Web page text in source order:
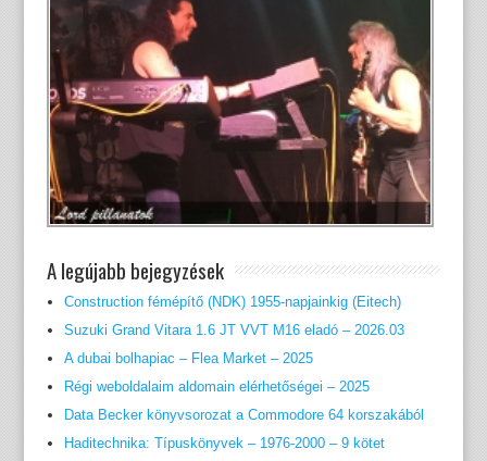
A legújabb bejegyzések
Construction fémépítő (NDK) 1955-napjainkig (Eitech)
Suzuki Grand Vitara 1.6 JT VVT M16 eladó – 2026.03
A dubai bolhapiac – Flea Market – 2025
Régi weboldalaim aldomain elérhetőségei – 2025
Data Becker könyvsorozat a Commodore 64 korszakából
Haditechnika: Típuskönyvek – 1976-2000 – 9 kötet